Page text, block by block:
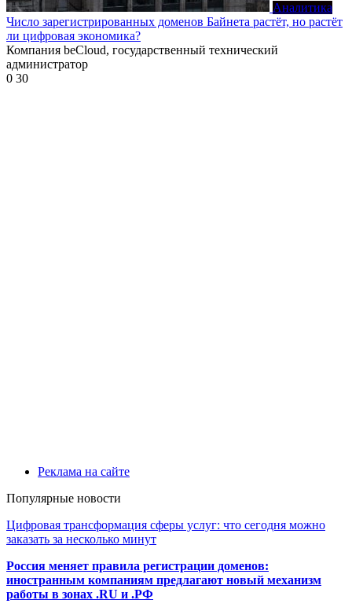
Аналитика
Число зарегистрированных доменов Байнета растёт, но растёт
ли цифровая экономика?
Компания beCloud, государственный технический
администратор
0 30
Реклама на сайте
Популярные новости
Цифровая трансформация сферы услуг: что сегодня можно
заказать за несколько минут
Россия меняет правила регистрации доменов:
иностранным компаниям предлагают новый механизм
работы в зонах .RU и .РФ